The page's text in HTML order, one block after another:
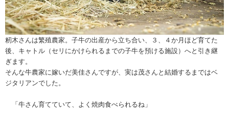
籾木さんは繁殖農家。子牛の出産から立ち合い、３、４か月ほど育てた
後、キャトル（セリにかけられるまでの子牛を預ける施設）へと引き継
ぎます。
そんな牛農家に嫁いだ美佳さんですが、実は茂さんと結婚するまではベ
ジタリアンでした。
「牛さん育てていて、よく焼肉食べられるね」